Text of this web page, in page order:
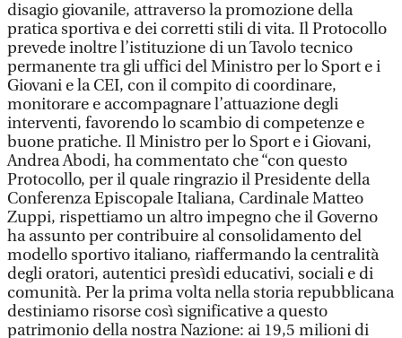
disagio giovanile, attraverso la promozione della
pratica sportiva e dei corretti stili di vita. Il Protocollo
prevede inoltre l’istituzione di un Tavolo tecnico
permanente tra gli uffici del Ministro per lo Sport e i
Giovani e la CEI, con il compito di coordinare,
monitorare e accompagnare l’attuazione degli
interventi, favorendo lo scambio di competenze e
buone pratiche. Il Ministro per lo Sport e i Giovani,
Andrea Abodi, ha commentato che “con questo
Protocollo, per il quale ringrazio il Presidente della
Conferenza Episcopale Italiana, Cardinale Matteo
Zuppi, rispettiamo un altro impegno che il Governo
ha assunto per contribuire al consolidamento del
modello sportivo italiano, riaffermando la centralità
degli oratori, autentici presìdi educativi, sociali e di
comunità. Per la prima volta nella storia repubblicana
destiniamo risorse così significative a questo
patrimonio della nostra Nazione: ai 19,5 milioni di